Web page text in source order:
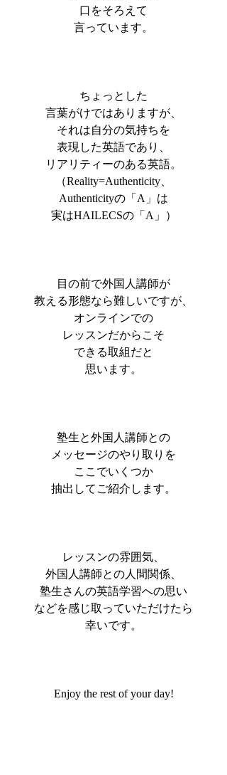
口をそろえて
言っています。
ちょっとした
言葉がけではありますが、
それは自分の気持ちを
表現した英語であり、
リアリティーのある英語。
（Reality=Authenticity、
Authenticityの「A」は
実はHAILECSの「A」）
目の前で外国人講師が
教える形態なら難しいですが、
オンラインでの
レッスンだからこそ
できる取組だと
思います。
塾生と外国人講師との
メッセージのやり取りを
ここでいくつか
抽出してご紹介します。
レッスンの雰囲気、
外国人講師との人間関係、
塾生さんの英語学習への思い
などを感じ取っていただけたら
幸いです。
Enjoy the rest of your day!